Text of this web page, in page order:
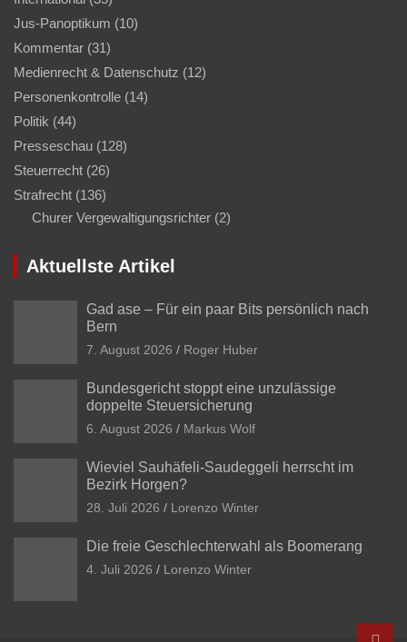
Jus-Panoptikum (10)
Kommentar (31)
Medienrecht & Datenschutz (12)
Personenkontrolle (14)
Politik (44)
Presseschau (128)
Steuerrecht (26)
Strafrecht (136)
Churer Vergewaltigungsrichter (2)
Aktuellste Artikel
Gad ase – Für ein paar Bits persönlich nach
Bern
7. August 2026 Roger Huber
Bundesgericht stoppt eine unzulässige
doppelte Steuersicherung
6. August 2026 Markus Wolf
Wieviel Sauhäfeli-Saudeggeli herrscht im
Bezirk Horgen?
28. Juli 2026 Lorenzo Winter
Die freie Geschlechterwahl als Boomerang
4. Juli 2026 Lorenzo Winter